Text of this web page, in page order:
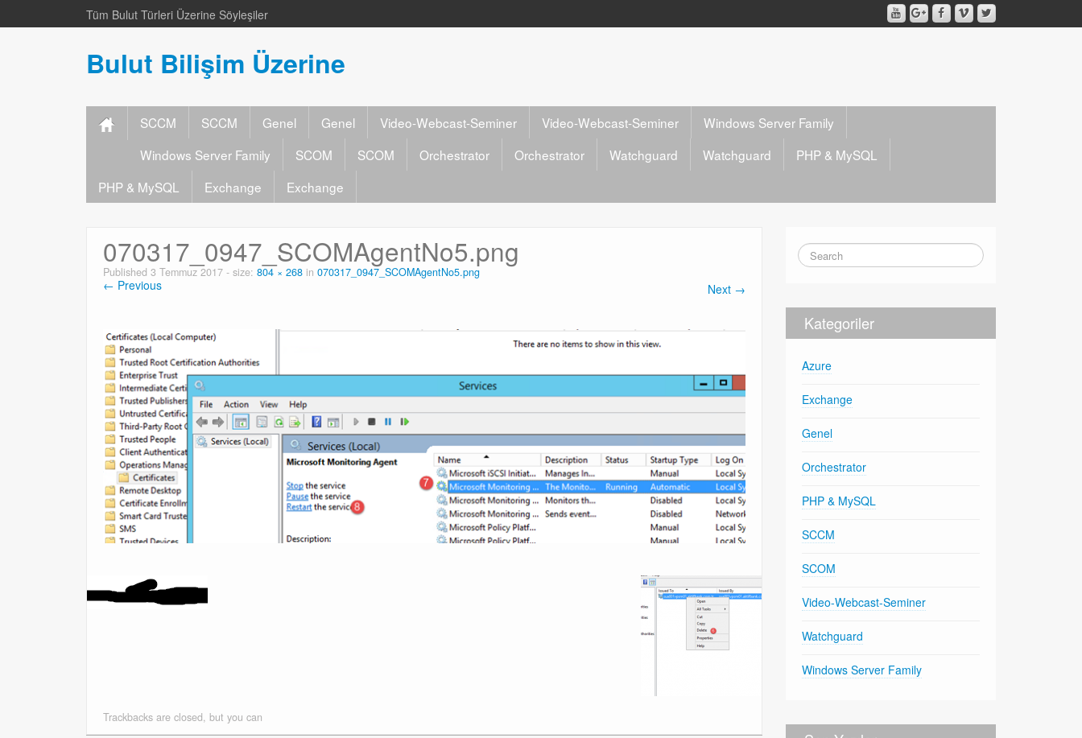
Tüm Bulut Türleri Üzerine Söyleşiler
Bulut Bilişim Üzerine
SCCM SCCM Genel Genel Video-Webcast-Seminer Video-Webcast-Seminer
Windows Server Family
Windows Server Family
SCOM SCOM Orchestrator Orchestrator Watchguard Watchguard
PHP & MySQL
PHP & MySQL
Exchange Exchange
070317_0947_SCOMAgentNo5.png
Published 3 Temmuz 2017 - size: 804 × 268 in 070317_0947_SCOMAgentNo5.png
← Previous Next →
Trackbacks are closed, but you can
Kategoriler
Azure
Exchange
Genel
Orchestrator
PHP & MySQL
SCCM
SCOM
Video-Webcast-Seminer
Watchguard
Windows Server Family